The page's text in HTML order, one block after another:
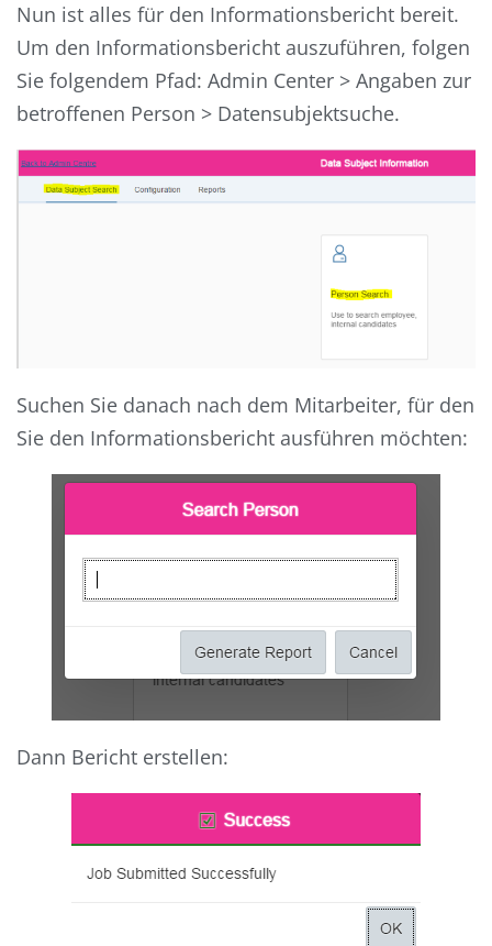
Nun ist alles für den Informationsbericht bereit.
Um den Informationsbericht auszuführen, folgen
Sie folgendem Pfad: Admin Center > Angaben zur
betroffenen Person > Datensubjektsuche.
Suchen Sie danach nach dem Mitarbeiter, für den
Sie den Informationsbericht ausführen möchten:
Dann Bericht erstellen: